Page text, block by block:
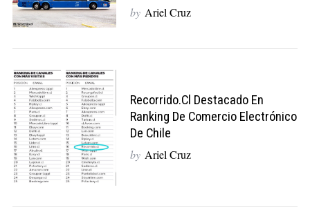
by Ariel Cruz
Recorrido.cl Destacado En
Ranking De Comercio Electrónico
De Chile
by Ariel Cruz